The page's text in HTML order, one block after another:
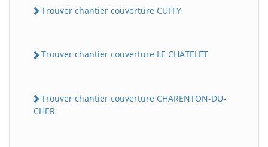
Trouver chantier couverture CUFFY
Trouver chantier couverture LE CHATELET
Trouver chantier couverture CHARENTON-DU-
CHER